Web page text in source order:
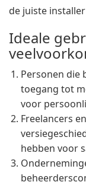
de juiste
Ideale
Personen die
toegang tot
voor
Freelancers
hebben voor